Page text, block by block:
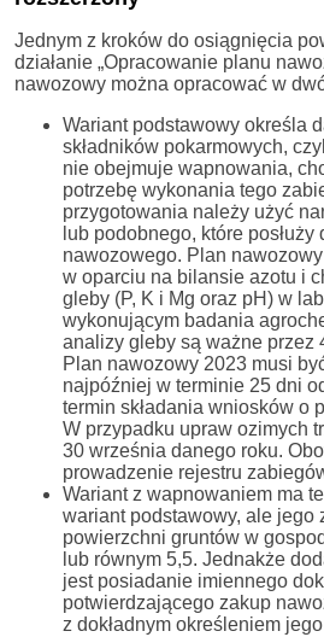
Jednym z kroków do osiągnięcia
działanie „Opracowanie planu
nawozowy można opracować w
Wariant podstawowy określa
składników pokarmowych,
nie obejmuje wapnowania,
potrzebę wykonania tego
przygotowania należy użyć
lub podobnego, które
nawozowego. Plan
w oparciu na bilansie azotu i
gleby (P, K i Mg oraz pH) w
wykonującym badania
analizy gleby są ważne przez
Plan nawozowy 2023 musi
najpóźniej w terminie 25 dni
termin składania wniosków o
W przypadku upraw ozimych
30 września danego roku.
prowadzenie rejestru
Wariant z wapnowaniem ma
wariant podstawowy, ale jego
powierzchni gruntów w
lub równym 5,5. Jednakże
jest posiadanie imiennego
potwierdzającego zakup
z dokładnym określeniem